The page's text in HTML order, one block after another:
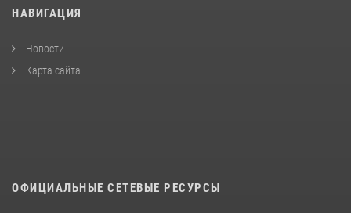
НАВИГАЦИЯ
Новости
Карта сайта
ОФИЦИАЛЬНЫЕ СЕТЕВЫЕ РЕСУРСЫ